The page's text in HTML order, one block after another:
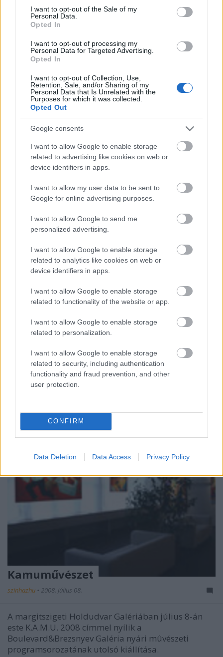
consent section.
I want to opt-out of the Sale of my
Personal Data.
Opted In
I want to opt-out of processing my
Personal Data for Targeted Advertising.
Opted In
I want to opt-out of Collection, Use,
Retention, Sale, and/or Sharing of my
Personal Data that Is Unrelated with the
Purposes for which it was collected.
Opted Out
Google consents
I want to allow Google to enable storage
related to advertising like cookies on web or
device identifiers in apps.
I want to allow my user data to be sent to
Google for online advertising purposes.
I want to allow Google to send me
personalized advertising.
I want to allow Google to enable storage
related to analytics like cookies on web or
device identifiers in apps.
I want to allow Google to enable storage
related to functionality of the website or app.
I want to allow Google to enable storage
related to personalization.
I want to allow Google to enable storage
related to security, including authentication
functionality and fraud prevention, and other
user protection.
CONFIRM
Data Deletion Data Access Privacy Policy
Musical Est!
szinhazhu•2008. július 09.
2008 egyik szép júniusi napján jött az ötlet, egy
kimerült próba után, Bednai Natália, Kertész Zsófia
és Kósa Dénes fejébõl, mi lenne, ha Budapesten
Natália az Akácos Udvarban szokott Beszélgetõ
show-kat rendezni. A fellépõ mûvészek neve sem…
Elhunyt Botka László
szinhazhu•2008. július 08.
Július 6-án, vasárnap este kilenc óra körül az égi
társulatba lépett át Erdély utolsó vándorszínésze, a
sepsiszentgyörgyi színház nagy öregje, nézõ-
Kamuművészet
szinhazhu • 2008. július 08.
A margitszigeti Holdudvar Galériában július 8-án
este K.A.M.U. 2008 címmel nyílik a
Boulevard&Brezsnyev Galéria nyári mûvészeti
programsorozatának utolsó kiállítása.